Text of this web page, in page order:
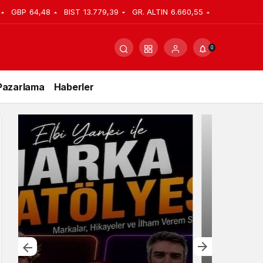
GBP 64,48 BIST 13.779,39 GR. ALTIN 6.660,55
0
Haberler